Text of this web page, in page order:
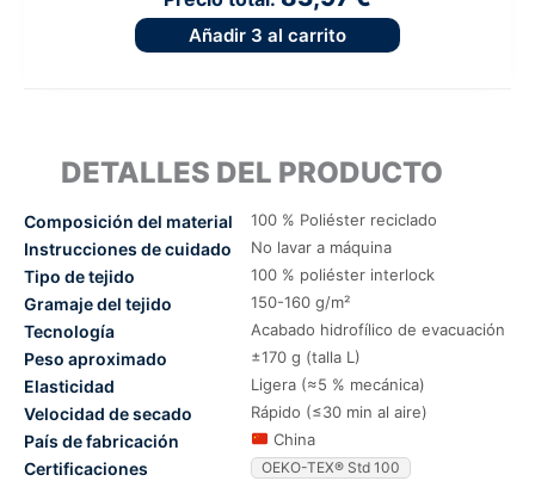
Añadir 3 al carrito
DETALLES DEL PRODUCTO
Composición del material 100 % Poliéster reciclado
Instrucciones de cuidado No lavar a máquina
Tipo de tejido 100 % poliéster interlock
Gramaje del tejido 150-160 g/m²
Tecnología Acabado hidrofílico de evacuación
Peso aproximado ±170 g (talla L)
Elasticidad Ligera (≈5 % mecánica)
Velocidad de secado Rápido (≤30 min al aire)
País de fabricación China
Certificaciones
OEKO-TEX® Std 100